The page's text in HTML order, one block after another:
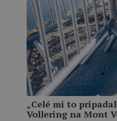
„Celé mi to
Vollering na Mont